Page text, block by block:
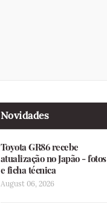
Novidades
Toyota GR86 recebe
atualização no Japão - fotos
e ficha técnica
August 06, 2026